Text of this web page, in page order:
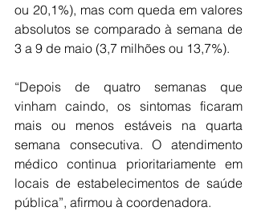
ou 20,1%), mas com queda em valores
absolutos se comparado à semana de
3 a 9 de maio (3,7 milhões ou 13,7%).
“Depois de quatro semanas que
vinham caindo, os sintomas ficaram
mais ou menos estáveis na quarta
semana consecutiva. O atendimento
médico continua prioritariamente em
locais de estabelecimentos de saúde
pública”, afirmou à coordenadora.